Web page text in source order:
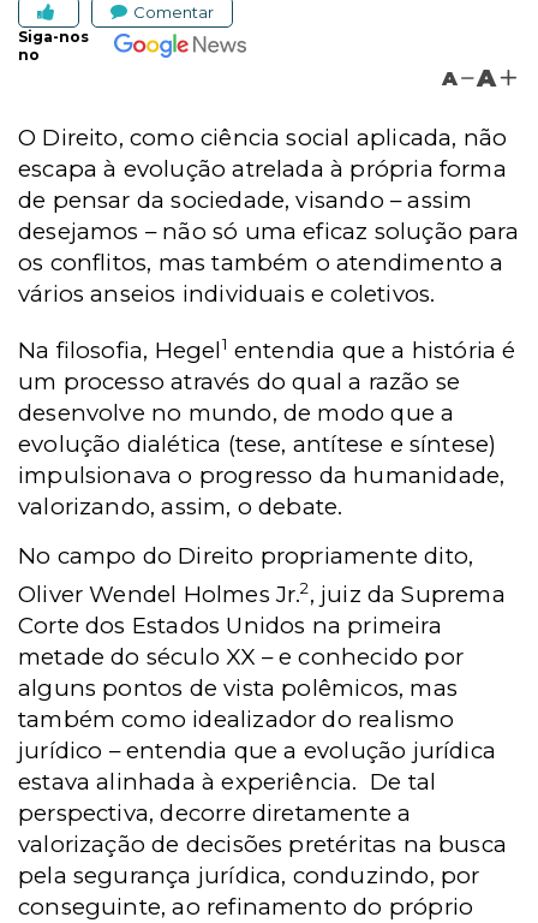
Comentar
Siga-nos
no
A A
O Direito, como ciência social aplicada, não
escapa à evolução atrelada à própria forma
de pensar da sociedade, visando – assim
desejamos – não só uma eficaz solução para
os conflitos, mas também o atendimento a
vários anseios individuais e coletivos.
Na filosofia, Hegel1 entendia que a história é
um processo através do qual a razão se
desenvolve no mundo, de modo que a
evolução dialética (tese, antítese e síntese)
impulsionava o progresso da humanidade,
valorizando, assim, o debate.
No campo do Direito propriamente dito,
Oliver Wendel Holmes Jr.2, juiz da Suprema
Corte dos Estados Unidos na primeira
metade do século XX – e conhecido por
alguns pontos de vista polêmicos, mas
também como idealizador do realismo
jurídico – entendia que a evolução jurídica
estava alinhada à experiência. De tal
perspectiva, decorre diretamente a
valorização de decisões pretéritas na busca
pela segurança jurídica, conduzindo, por
conseguinte, ao refinamento do próprio